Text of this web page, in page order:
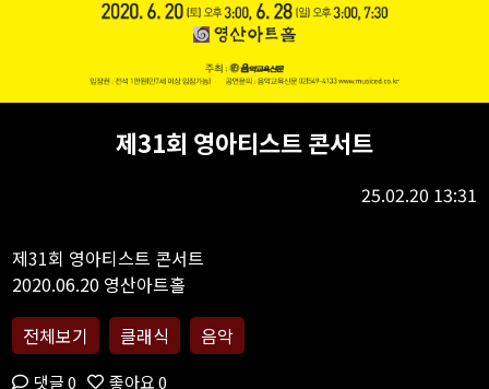
제31회 영아티스트 콘서트
25.02.20 13:31
제31회 영아티스트 콘서트
전체보기
클래식 음악
댓글 0 좋아요 0